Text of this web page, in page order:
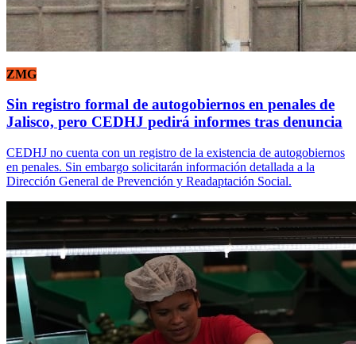
ZMG
Sin registro formal de autogobiernos en penales de
Jalisco, pero CEDHJ pedirá informes tras denuncia
CEDHJ no cuenta con un registro de la existencia de autogobiernos
en penales. Sin embargo solicitarán información detallada a la
Dirección General de Prevención y Readaptación Social.